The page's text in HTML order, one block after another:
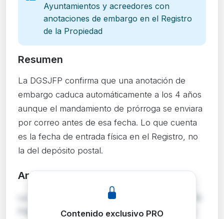
Ayuntamientos y acreedores con
anotaciones de embargo en el Registro
de la Propiedad
Resumen
La DGSJFP confirma que una anotación de
embargo caduca automáticamente a los 4 años
aunque el mandamiento de prórroga se enviara
por correo antes de esa fecha. Lo que cuenta
es la fecha de entrada física en el Registro, no
la del depósito postal.
Análisis detallado
La Dirección General de Seguridad Jurídica y Fe
Pública desestima el recurso del Ayuntamiento
Contenido exclusivo PRO